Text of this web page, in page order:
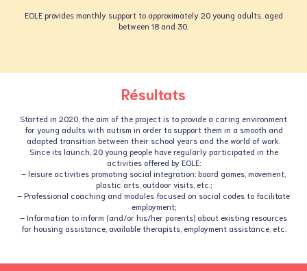
EOLE provides monthly support to approximately 20 young adults, aged
between 18 and 30.
Résultats
Started in 2020, the aim of the project is to provide a caring environment
for young adults with autism in order to support them in a smooth and
adapted transition between their school years and the world of work.
Since its launch, 20 young people have regularly participated in the
activities offered by EOLE:
– leisure activities promoting social integration: board games, movement,
plastic arts, outdoor visits, etc.;
– Professional coaching and modules focused on social codes to facilitate
employment;
– Information to inform (and/or his/her parents) about existing resources
for housing assistance, available therapists, employment assistance, etc.